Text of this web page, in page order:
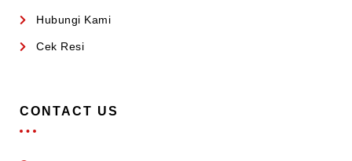
Hubungi Kami
Cek Resi
CONTACT US